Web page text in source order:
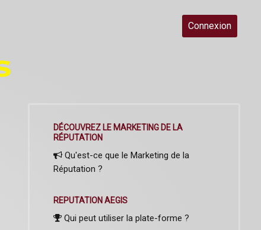
Connexion
DÉCOUVREZ LE MARKETING DE LA
RÉPUTATION
Qu'est-ce que le Marketing de la
Réputation ?
REPUTATION AEGIS
Qui peut utiliser la plate-forme ?